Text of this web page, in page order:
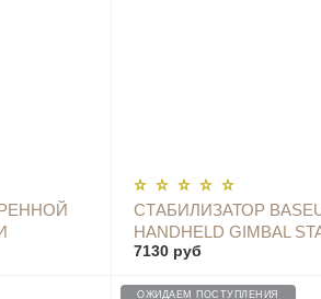
-
СТАБИЛИЗАТОР
HANDHELD GIMBAL
AND VIDEO СЕРЫЙ -
7130 руб
ОЖИДАЕМ ПОСТУПЛЕНИЯ